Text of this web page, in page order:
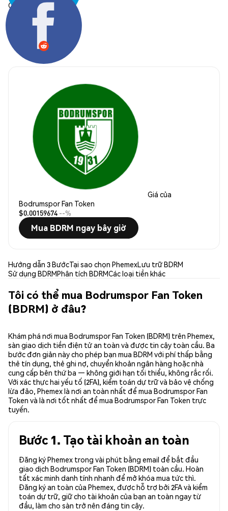
Chia sẻ:
Giá của
Bodrumspor Fan Token
$0.00159674 --%
Mua BDRM ngay bây giờ
Hướng dẫn 3 BướcTại sao chọn PhemexLưu trữ BDRM
Sử dụng BDRMPhân tích BDRMCác loại tiền khác
Tôi có thể mua Bodrumspor Fan Token
(BDRM) ở đâu?
Khám phá nơi mua Bodrumspor Fan Token (BDRM) trên Phemex,
sàn giao dịch tiền điện tử an toàn và được tin cậy toàn cầu. Ba
bước đơn giản này cho phép bạn mua BDRM với phí thấp bằng
thẻ tín dụng, thẻ ghi nợ, chuyển khoản ngân hàng hoặc nhà
cung cấp bên thứ ba — không giới hạn tối thiểu, không rắc rối.
Với xác thực hai yếu tố (2FA), kiểm toán dự trữ và bảo vệ chống
lừa đảo, Phemex là nơi an toàn nhất để mua Bodrumspor Fan
Token và là nơi tốt nhất để mua Bodrumspor Fan Token trực
tuyến.
Bước 1. Tạo tài khoản an toàn
Đăng ký Phemex trong vài phút bằng email để bắt đầu
giao dịch Bodrumspor Fan Token (BDRM) toàn cầu. Hoàn
tất xác minh danh tính nhanh để mở khóa mua tức thì.
Đăng ký an toàn của Phemex, được hỗ trợ bởi 2FA và kiểm
toán dự trữ, giữ cho tài khoản của bạn an toàn ngay từ
đầu, làm cho sàn trở nên đáng tin cậy.